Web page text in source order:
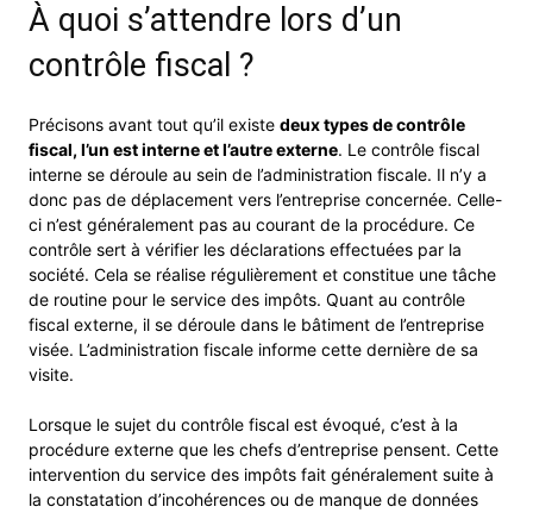
À quoi s’attendre lors d’un
contrôle fiscal ?
Précisons avant tout qu’il existe deux types de contrôle
fiscal, l’un est interne et l’autre externe. Le contrôle fiscal
interne se déroule au sein de l’administration fiscale. Il n’y a
donc pas de déplacement vers l’entreprise concernée. Celle-
ci n’est généralement pas au courant de la procédure. Ce
contrôle sert à vérifier les déclarations effectuées par la
société. Cela se réalise régulièrement et constitue une tâche
de routine pour le service des impôts. Quant au contrôle
fiscal externe, il se déroule dans le bâtiment de l’entreprise
visée. L’administration fiscale informe cette dernière de sa
visite.
Lorsque le sujet du contrôle fiscal est évoqué, c’est à la
procédure externe que les chefs d’entreprise pensent. Cette
intervention du service des impôts fait généralement suite à
la constatation d’incohérences ou de manque de données